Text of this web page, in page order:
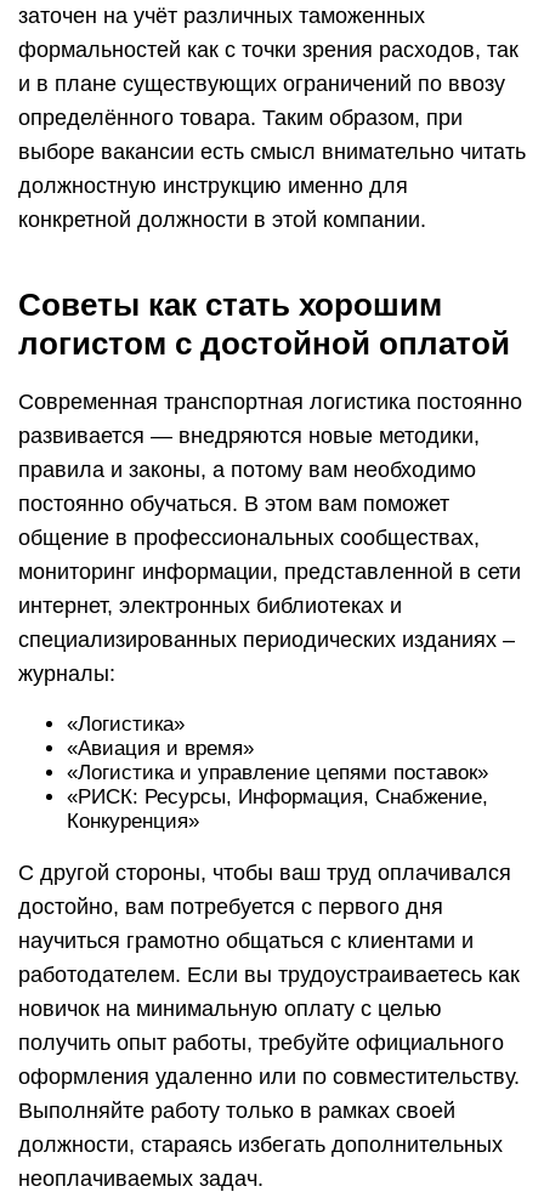
заточен на учёт различных таможенных
формальностей как с точки зрения расходов, так
и в плане существующих ограничений по ввозу
определённого товара. Таким образом, при
выборе вакансии есть смысл внимательно читать
должностную инструкцию именно для
конкретной должности в этой компании.
Советы как стать хорошим
логистом с достойной оплатой
Современная транспортная логистика постоянно
развивается — внедряются новые методики,
правила и законы, а потому вам необходимо
постоянно обучаться. В этом вам поможет
общение в профессиональных сообществах,
мониторинг информации, представленной в сети
интернет, электронных библиотеках и
специализированных периодических изданиях –
журналы:
«Логистика»
«Авиация и время»
«Логистика и управление цепями поставок»
«РИСК: Ресурсы, Информация, Снабжение,
Конкуренция»
С другой стороны, чтобы ваш труд оплачивался
достойно, вам потребуется с первого дня
научиться грамотно общаться с клиентами и
работодателем. Если вы трудоустраиваетесь как
новичок на минимальную оплату с целью
получить опыт работы, требуйте официального
оформления удаленно или по совместительству.
Выполняйте работу только в рамках своей
должности, стараясь избегать дополнительных
неоплачиваемых задач.